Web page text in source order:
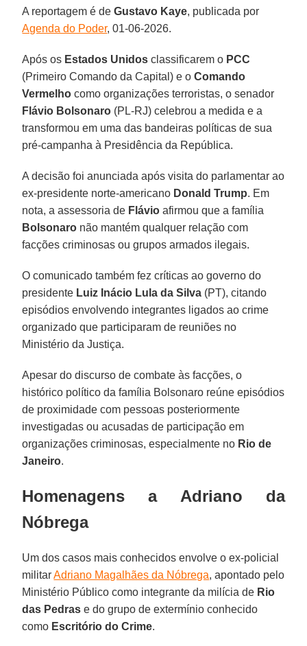
A reportagem é deGustavo Kaye, publicada por
Agenda do Poder, 01-06-2026.
Após os Estados Unidos classificarem o PCC
(Primeiro Comando da Capital) e oComando
Vermelho como organizações terroristas, o senador
Flávio Bolsonaro (PL-RJ) celebrou a medida e a
transformou em uma das bandeiras políticas de sua
pré-campanha à Presidência da República.
A decisão foi anunciada após visita do parlamentar ao
ex-presidente norte-americano Donald Trump. Em
nota, a assessoria de Flávio afirmou que a família
Bolsonaro não mantém qualquer relação com
facções criminosas ou grupos armados ilegais.
O comunicado também fez críticas ao governo do
presidente Luiz Inácio Lula da Silva (PT), citando
episódios envolvendo integrantes ligados ao crime
organizado que participaram de reuniões no
Ministério da Justiça.
Apesar do discurso de combate às facções, o
histórico político da família Bolsonaro reúne episódios
de proximidade com pessoas posteriormente
investigadas ou acusadas de participação em
organizações criminosas, especialmente no Rio de
Janeiro.
Homenagens a Adriano da
Nóbrega
Um dos casos mais conhecidos envolve o ex-policial
militarAdriano Magalhães da Nóbrega, apontado pelo
Ministério Público como integrante da milícia de Rio
das Pedras e do grupo de extermínio conhecido
como Escritório do Crime.